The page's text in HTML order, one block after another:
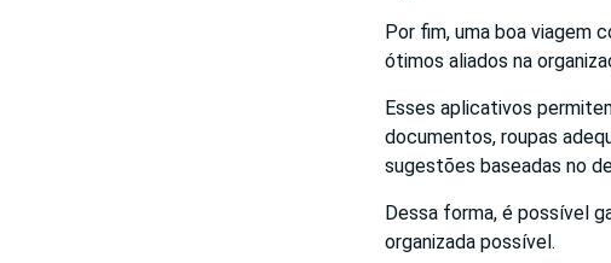
Por fim, uma boa viagem
ótimos aliados na
Esses aplicativos
documentos, roupas
sugestões baseadas no
Dessa forma, é possível
organizada possível.